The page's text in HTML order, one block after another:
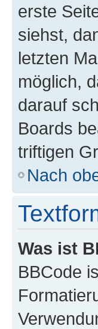
erste
siehst,
letzten
möglich,
darauf
Boards
triftigen
Nach
Was ist
BBCode